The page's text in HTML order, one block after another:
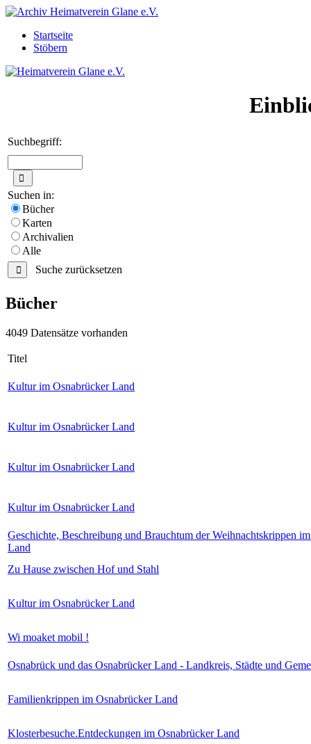
Startseite
Stöbern
Suchbegriff:
Suchen in:
Bücher
Karten
Archivalien
Alle
Suche zurücksetzen
Bücher
4049 Datensätze vorhanden
Titel
Kultur im Osnabrücker Land
Kultur im Osnabrücker Land
Kultur im Osnabrücker Land
Kultur im Osnabrücker Land
Geschichte, Beschreibung und Brauchtum der Weihnachtskrippen
Land
Zu Hause zwischen Hof und Stahl
Kultur im Osnabrücker Land
Wi moaket mobil !
Osnabrück und das Osnabrücker Land - Landkreis, Städte und
Familienkrippen im Osnabrücker Land
Klosterbesuche.Entdeckungen im Osnabrücker Land